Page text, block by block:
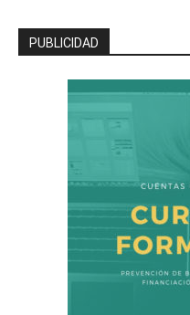
PUBLICIDAD